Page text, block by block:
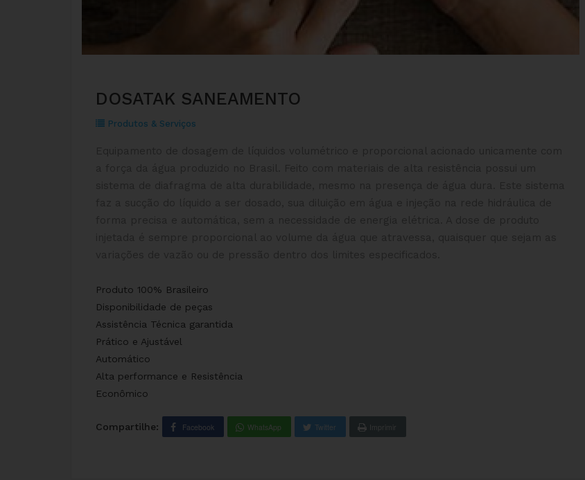
DOSATAK SANEAMENTO
Produtos & Serviços
Produto 100% Brasileiro
Disponibilidade de peças
Assistência Técnica garantida
Prático e Ajustável
Automático
Alta performance e Resistência
Econômico
Compartilhe: Facebook WhatsApp Twitter Imprimir